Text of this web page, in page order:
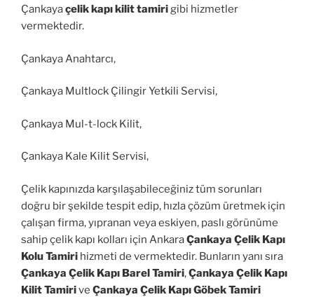
Çankayaçelik kapı kilit tamirigibi hizmetler
vermektedir.
Çankaya Anahtarcı,
Çankaya Multlock Çilingir Yetkili Servisi,
Çankaya Mul-t-lock Kilit,
Çankaya Kale Kilit Servisi,
Çelik kapınızda karşılaşabileceğiniz tüm sorunları
doğru bir şekilde tespit edip, hızla çözüm üretmek için
çalışan firma, yıpranan veya eskiyen, paslı görünüme
sahip çelik kapı kolları için AnkaraÇankaya Çelik Kapı
Kolu Tamiri hizmeti de vermektedir. Bunların yanı sıra
Çankaya Çelik Kapı Barel Tamiri,Çankaya Çelik Kapı
Kilit Tamirive Çankaya Çelik Kapı Göbek Tamiri